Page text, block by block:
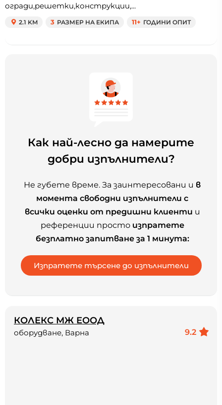
огради,решетки,конструкции,...
2.1 KM 3 РАЗМЕР НА ЕКИПА 11+ ГОДИНИ ОПИТ
Как най-лесно да намерите
добри изпълнители?
Не губете време. За заинтересовани и в
момента свободни изпълнители с
всички оценки от предишни клиенти и
референции просто изпратете
безплатно запитване за 1 минута:
КОЛЕКС МЖ ЕООД
9.2
оборудване, Варна